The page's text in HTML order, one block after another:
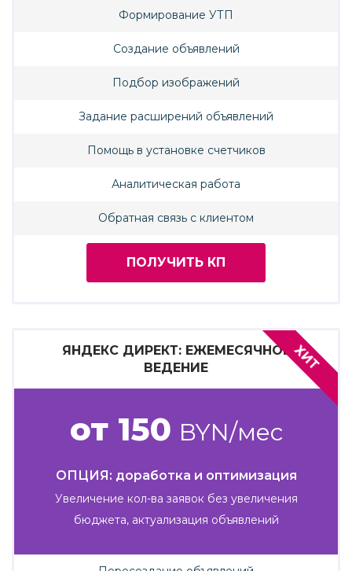
Формирование УТП
Создание объявлений
Подбор изображений
Задание расширений объявлений
Помощь в установке счетчиков
Аналитическая работа
Обратная связь с клиентом
ПОЛУЧИТЬ КП
ХИТ
ЯНДЕКС ДИРЕКТ: ЕЖЕМЕСЯЧНОЕ
ВЕДЕНИЕ
от 150 BYN/мес
ОПЦИЯ: доработка и оптимизация
Увеличение кол-ва заявок без увеличения
бюджета, актуализация объявлений